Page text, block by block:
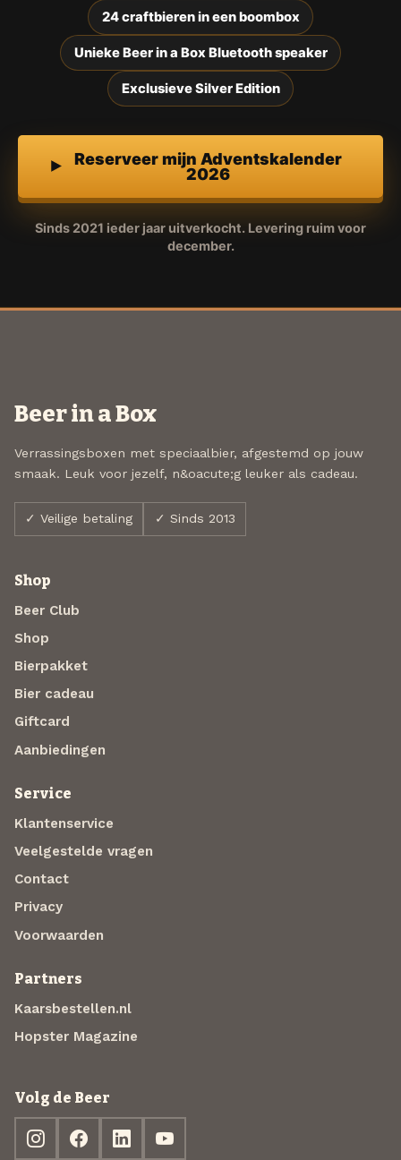
24 craftbieren in een boombox
Unieke Beer in a Box Bluetooth speaker
Exclusieve Silver Edition
Reserveer mijn Adventskalender
2026
Sinds 2021 ieder jaar uitverkocht. Levering ruim voor
december.
Beer in a Box
Verrassingsboxen met speciaalbier, afgestemd op jouw
smaak. Leuk voor jezelf, n&oacute;g leuker als cadeau.
✓ Veilige betaling ✓ Sinds 2013
Shop
Beer Club
Shop
Bierpakket
Bier cadeau
Giftcard
Aanbiedingen
Service
Klantenservice
Veelgestelde vragen
Contact
Privacy
Voorwaarden
Partners
Kaarsbestellen.nl
Hopster Magazine
Volg de Beer